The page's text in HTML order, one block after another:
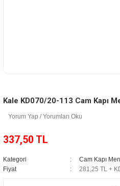
Kale KD070/20-113 Cam Kapı
Yorum Yap / Yorumları Oku
337,50 TL
Kategori
Cam Kapı
Fiyat
281,25 TL +